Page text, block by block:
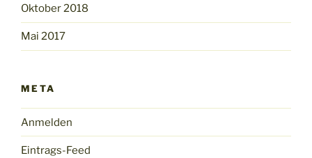
Oktober 2018
Mai 2017
META
Anmelden
Eintrags-Feed